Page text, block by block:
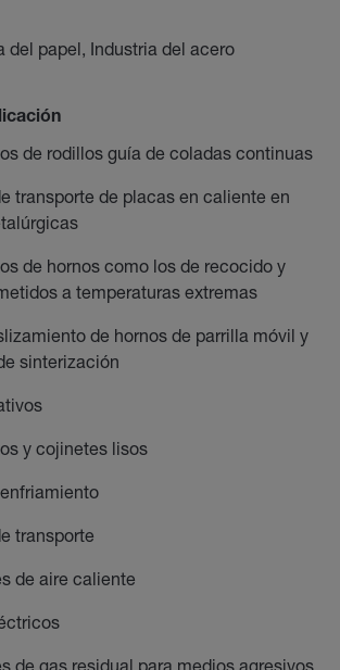
del papel, Industria del acero
de rodillos guía de coladas continuas
transporte de placas en caliente en
de hornos como los de recocido y
a temperaturas extremas
de hornos de parrilla móvil y
sinterización
y cojinetes lisos
transporte
de aire caliente
de gas residual para medios agresivos